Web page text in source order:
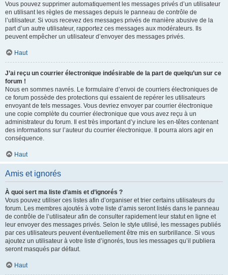
Vous pouvez supprimer automatiquement les messages privés d’un utilisateur
en utilisant les règles de messages depuis le panneau de contrôle de
l’utilisateur. Si vous recevez des messages privés de manière abusive de la
part d’un autre utilisateur, rapportez ces messages aux modérateurs. Ils
peuvent empêcher un utilisateur d’envoyer des messages privés.
Haut
J’ai reçu un courrier électronique indésirable de la part de quelqu’un sur ce
forum !
Nous en sommes navrés. Le formulaire d’envoi de courriers électroniques de
ce forum possède des protections qui essaient de repérer les utilisateurs
envoyant de tels messages. Vous devriez envoyer par courrier électronique
une copie complète du courrier électronique que vous avez reçu à un
administrateur du forum. Il est très important d’y inclure les en-têtes contenant
des informations sur l’auteur du courrier électronique. Il pourra alors agir en
conséquence.
Haut
Amis et ignorés
À quoi sert ma liste d’amis et d’ignorés ?
Vous pouvez utiliser ces listes afin d’organiser et trier certains utilisateurs du
forum. Les membres ajoutés à votre liste d’amis seront listés dans le panneau
de contrôle de l’utilisateur afin de consulter rapidement leur statut en ligne et
leur envoyer des messages privés. Selon le style utilisé, les messages publiés
par ces utilisateurs peuvent éventuellement être mis en surbrillance. Si vous
ajoutez un utilisateur à votre liste d’ignorés, tous les messages qu’il publiera
seront masqués par défaut.
Haut